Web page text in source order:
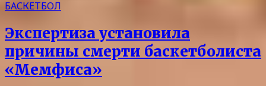
БАСКЕТБОЛ
Экспертиза установила
причины смерти баскетболиста
«Мемфиса»